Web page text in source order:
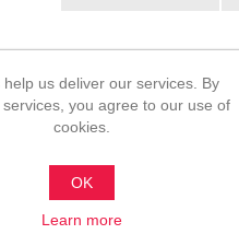
أنبوب مستطيل - مقاس 40×70 مم - سماكة 0.7 مم -
help us deliver our services. By
you agree to our use of
cookies.
OK
Learn more